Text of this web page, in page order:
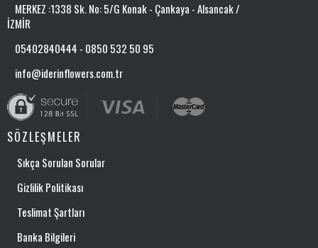
MERKEZ :1338 Sk. No: 5/G Konak - Çankaya - Alsancak /
İZMİR
05402840444 - 0850 532 50 95
info@iderinflowers.com.tr
SÖZLEŞMELER
Sıkça Sorulan Sorular
Gizlilik Politikası
Teslimat Şartları
Banka Bilgileri